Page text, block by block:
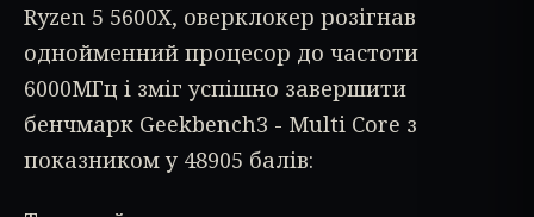
Ryzen 5 5600X, оверклокер розігнав
однойменний процесор до частоти
6000МГц і зміг успішно завершити
бенчмарк Geekbench3 - Multi Core з
показником у 48905 балів: